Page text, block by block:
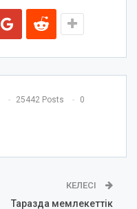
25442 Posts 0
КЕЛЕСІ
Таразда мемлекеттік